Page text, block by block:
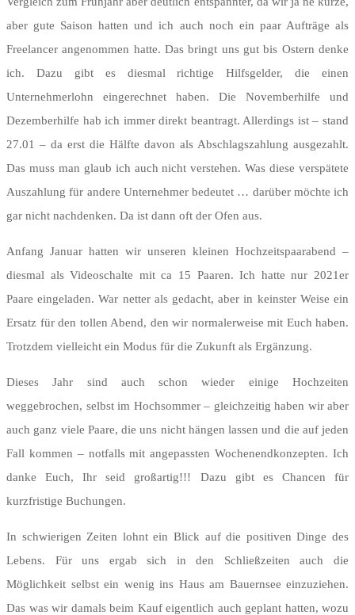
aber gute Saison hatten und ich auch noch ein paar Aufträge als
Freelancer angenommen hatte. Das bringt uns gut bis Ostern denke
ich. Dazu gibt es diesmal richtige Hilfsgelder, die einen
Unternehmerlohn eingerechnet haben. Die Novemberhilfe und
Dezemberhilfe hab ich immer direkt beantragt. Allerdings ist – stand
27.01 – da erst die Hälfte davon als Abschlagszahlung ausgezahlt.
Das muss man glaub ich auch nicht verstehen. Was diese verspätete
Auszahlung für andere Unternehmer bedeutet … darüber möchte ich
gar nicht nachdenken. Da ist dann oft der Ofen aus.
Anfang Januar hatten wir unseren kleinen Hochzeitspaarabend –
diesmal als Videoschalte mit ca 15 Paaren. Ich hatte nur 2021er
Paare eingeladen. War netter als gedacht, aber in keinster Weise ein
Ersatz für den tollen Abend, den wir normalerweise mit Euch haben.
Trotzdem vielleicht ein Modus für die Zukunft als Ergänzung.
Dieses Jahr sind auch schon wieder einige Hochzeiten
weggebrochen, selbst im Hochsommer – gleichzeitig haben wir aber
auch ganz viele Paare, die uns nicht hängen lassen und die auf jeden
Fall kommen – notfalls mit angepassten Wochenendkonzepten. Ich
danke Euch, Ihr seid großartig!!! Dazu gibt es Chancen für
kurzfristige Buchungen.
In schwierigen Zeiten lohnt ein Blick auf die positiven Dinge des
Lebens. Für uns ergab sich in den Schließzeiten auch die
Möglichkeit selbst ein wenig ins Haus am Bauernsee einzuziehen.
Das was wir damals beim Kauf eigentlich auch geplant hatten, wozu